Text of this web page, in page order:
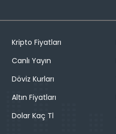
Kripto Fiyatları
Canlı Yayın
Döviz Kurları
Altın Fiyatları
Dolar Kaç Tl